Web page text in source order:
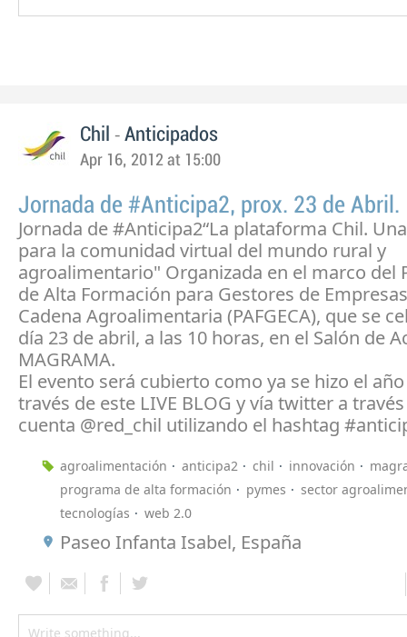
Chil - Anticipados
Apr 16, 2012 at 15:00
Jornada de #Anticipa2, prox. 23 de Abril.
Jornada de #Anticipa2“La plataforma Chil.
para la comunidad virtual del mundo rural y
agroalimentario" Organizada en el marco del
de Alta Formación para Gestores de
Cadena Agroalimentaria (PAFGECA), que se
día 23 de abril, a las 10 horas, en el Salón de
MAGRAMA.
El evento será cubierto como ya se hizo el
través de este LIVE BLOG y vía twitter a
cuenta @red_chil utilizando el hashtag
agroalimentación anticipa2 chil innovación
programa de alta formación
pymes
sector
tecnologías
web 2.0
Paseo Infanta Isabel, España